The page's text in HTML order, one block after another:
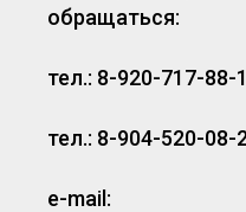
обращаться:
тел.: 8-920-717-88-
тел.: 8-904-520-08-
e-mail: